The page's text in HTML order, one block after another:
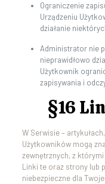
Ograniczenie
Urządzeniu
działanie
Administrator nie
nieprawidłowo
Użytkownik
zapisywania i
§16
W Serwisie –
Użytkowników mogą
zewnętrznych, z
Linki te oraz strony lub
niebezpieczne dla